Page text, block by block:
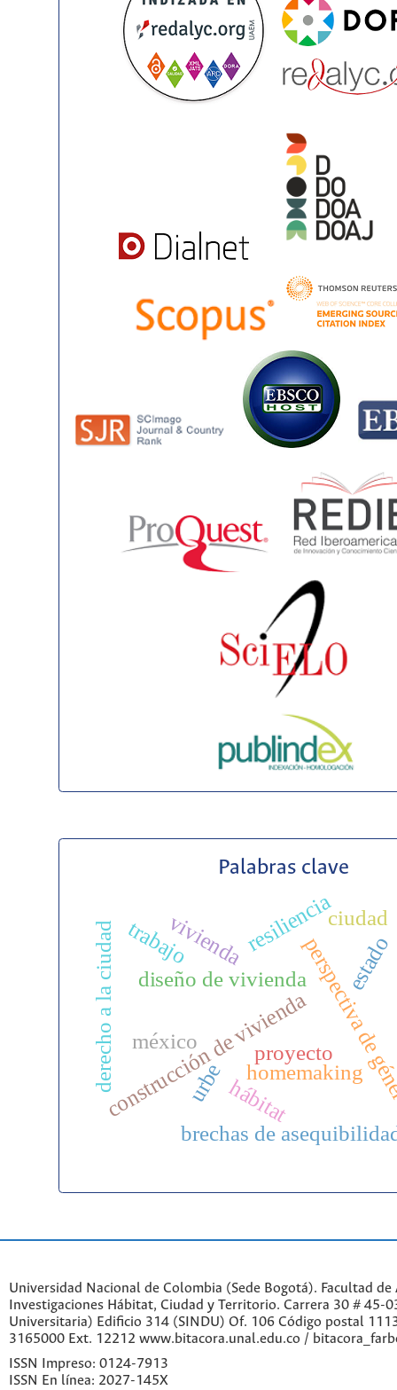
Palabras clave
construcción de vivienda
diseño de vivienda
homemaking
urbe
proyecto
derecho a la ciudad resiliencia
brechas de
méxico
estado
vivienda
hábitat
trabajo ciudad
Universidad Nacional de Colombia (Sede Bogotá). Facultad
Investigaciones Hábitat, Ciudad y Territorio. Carrera 30 # 45-
Universitaria) Edificio 314 (SINDU) Of. 106 Código postal
3165000 Ext. 12212 www.bitacora.unal.edu.co /
ISSN Impreso: 0124-7913
ISSN En línea: 2027-145X